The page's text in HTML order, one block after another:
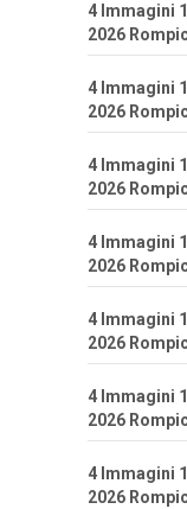
4 Immagini
2026
4 Immagini
2026
4 Immagini
2026
4 Immagini
2026
4 Immagini
2026
4 Immagini
2026
4 Immagini
2026